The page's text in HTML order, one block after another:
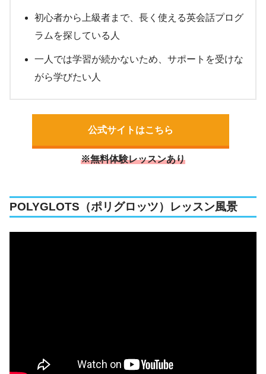
初心者から上級者まで、長く使える英会話プログ
ラムを探している人
一人では学習が続かないため、サポートを受けな
がら学びたい人
公式サイトはこちら
※無料体験レッスンあり
POLYGLOTS（ポリグロッツ）レッスン風景